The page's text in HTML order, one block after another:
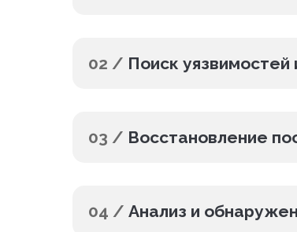
04 / Анализ и
03 / Восстановление
02 / Поиск уязвимостей